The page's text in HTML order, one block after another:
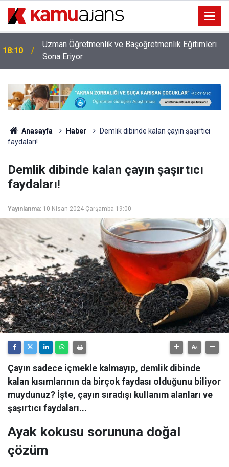
18:10
Uzman Öğretmenlik ve Başöğretmenlik Eğitimleri
Sona Eriyor
Anasayfa Haber
Demlik dibinde kalan çayın şaşırtıcı
faydaları!
Demlik dibinde kalan çayın şaşırtıcı
faydaları!
Yayınlanma: 10 Nisan 2024 Çarşamba 19:00
Çayın sadece içmekle kalmayıp, demlik dibinde
kalan kısımlarının da birçok faydası olduğunu biliyor
muydunuz? İşte, çayın sıradışı kullanım alanları ve
şaşırtıcı faydaları...
Ayak kokusu sorununa doğal
çözüm